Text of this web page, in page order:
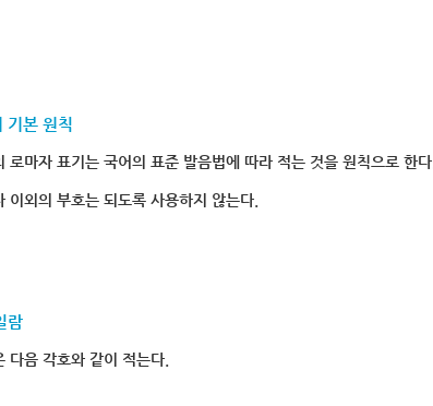
기본 원칙
로마자 표기는 국어의 표준 발음법에 따라 적는 것을 원칙으로 한다.
이외의 부호는 되도록 사용하지 않는다.
람
다음 각호와 같이 적는다.